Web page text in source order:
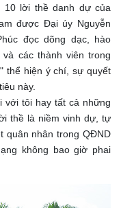
10 lời thề danh dự của
được Đại úy Nguyễn
đọc dõng dạc, hào
các thành viên trong
thể hiện ý chí,sự quyết
này.
với tôi hay tất cả những
thề là niềm vinh dự, tự
quân nhân trong QĐND
không bao giờ phai